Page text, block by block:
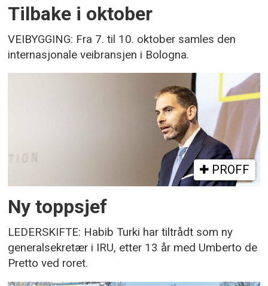
Tilbake i oktober
VEIBYGGING: Fra 7. til 10. oktober samles den
internasjonale veibransjen i Bologna.
PROFF
Ny toppsjef
LEDERSKIFTE: Habib Turki har tiltrådt som ny
generalsekretær i IRU, etter 13 år med Umberto de
Pretto ved roret.